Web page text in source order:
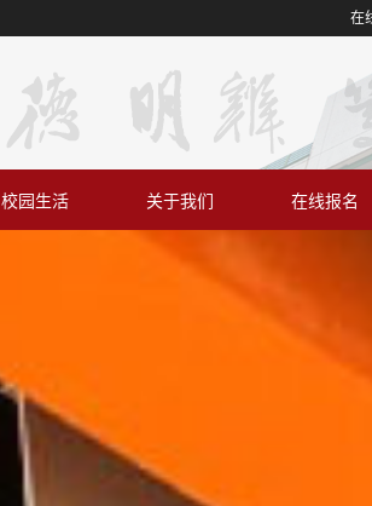
在
校园生活 关于我们 在线报名